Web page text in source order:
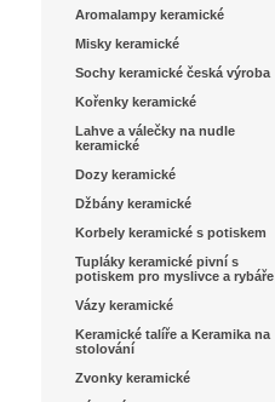
Aromalampy keramické
Misky keramické
Sochy keramické česká výroba
Kořenky keramické
Lahve a válečky na nudle
keramické
Dozy keramické
Džbány keramické
Korbely keramické s potiskem
Tupláky keramické pivní s
potiskem pro myslivce a rybáře
Vázy keramické
Keramické talíře a Keramika na
stolování
Zvonky keramické